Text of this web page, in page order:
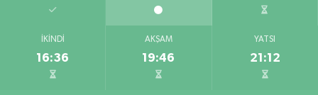
İKINDI
16:36
AKŞAM
19:46
YATSI
21:12